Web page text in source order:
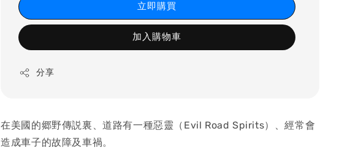
立即購買
加入購物車
分享
在美國的郷野傳説裏、道路有一種惡靈（Evil Road Spirits）、經常會
造成車子的故障及車禍。